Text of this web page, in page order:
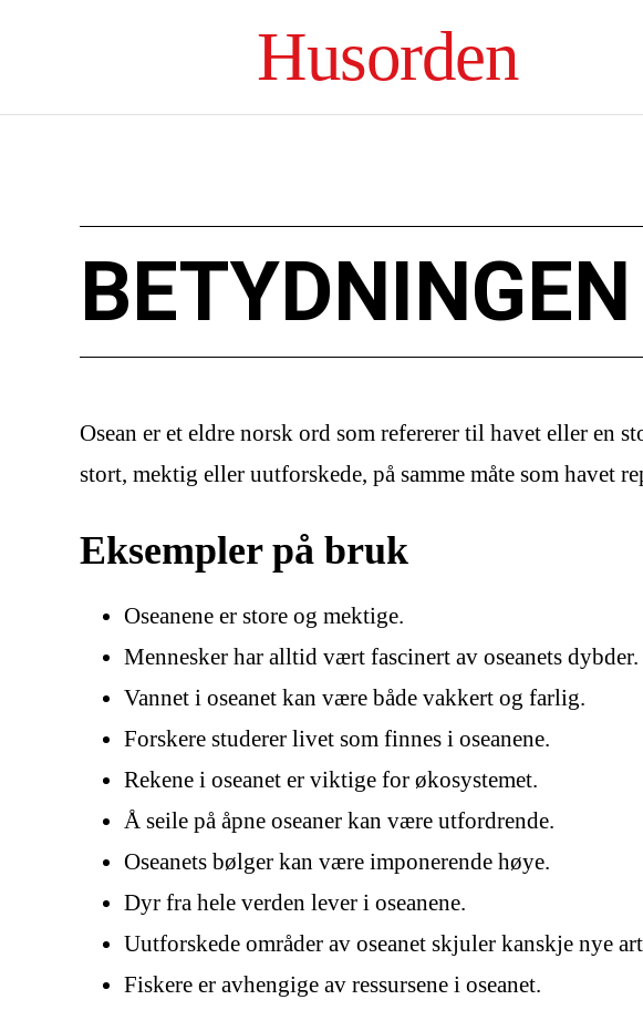
Husorden
Osean er et eldre norsk ord som refererer til havet eller en
stort, mektig eller uutforskede, på samme måte som havet
Eksempler på bruk
Oseanene er store og mektige.
Mennesker har alltid vært fascinert av oseanets dybder.
Vannet i oseanet kan være både vakkert og farlig.
Forskere studerer livet som finnes i oseanene.
Rekene i oseanet er viktige for økosystemet.
Å seile på åpne oseaner kan være utfordrende.
Oseanets bølger kan være imponerende høye.
Dyr fra hele verden lever i oseanene.
Uutforskede områder av oseanet skjuler kanskje nye
Fiskere er avhengige av ressursene i oseanet.